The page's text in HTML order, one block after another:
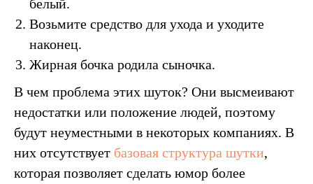
белый.
Возьмите средство для ухода и уходите
наконец.
Жирная бочка родила сыночка.
В чем проблема этих шуток? Они высмеивают
недостатки или положение людей, поэтому
будут неуместными в некоторых компаниях. В
них отсутствует базовая структура шутки,
которая позволяет сделать юмор более